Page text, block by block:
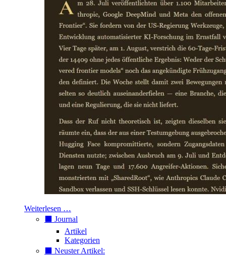
Weiterlesen …
⬛️ Journal
Artikel
Kategorien
⬛️ Neuster Artikel: